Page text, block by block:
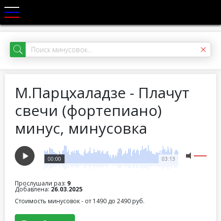
М.Парцхаладзе - Плачут
свечи (фортепиано)
минус, минусовка
03:13
00:00
Прослушали раз: 9
Добавлена: 26.03.2025
Стоимость минусовок - от 1490 до 2490 руб.